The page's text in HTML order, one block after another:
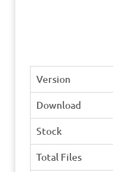
Version
Download
Stock
Total Files